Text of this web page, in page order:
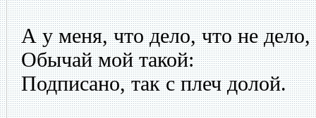
А у меня, что дело, что не дело,
Обычай мой такой:
Подписано, так с плеч долой.